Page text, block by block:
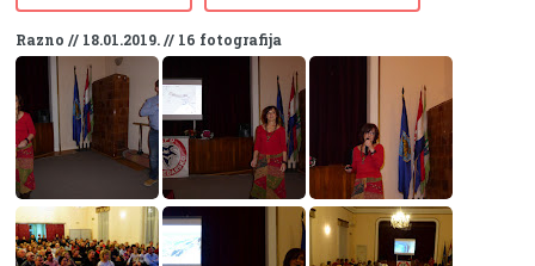
Razno // 18.01.2019. // 16 fotografija